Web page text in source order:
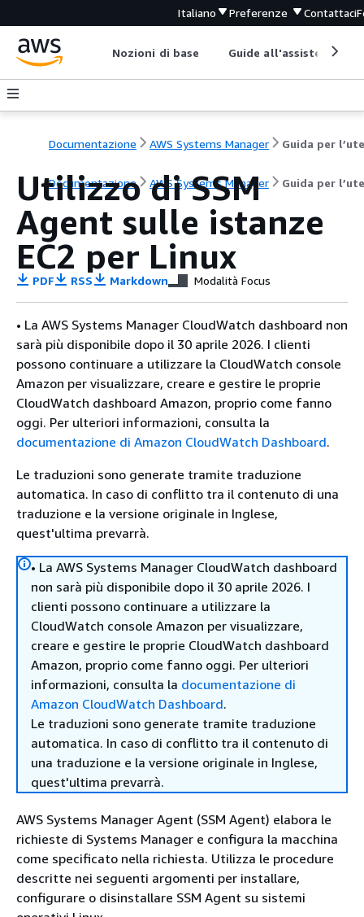
Italiano Preferenze Contattaci
Nozioni di base Guide all'assistenza
Documentazione AWS Systems Manager
Documentazione AWS Systems Manager Guida per
Utilizzo di SSM
Agent sulle istanze
EC2 per Linux
PDF RSS Markdown Modalità Focus
• La AWS Systems Manager CloudWatch dashboard non
sarà più disponibile dopo il 30 aprile 2026. I clienti
possono continuare a utilizzare la CloudWatch console
Amazon per visualizzare, creare e gestire le proprie
CloudWatch dashboard Amazon, proprio come fanno
oggi. Per ulteriori informazioni, consulta la
documentazione di Amazon CloudWatch Dashboard.
Le traduzioni sono generate tramite traduzione
automatica. In caso di conflitto tra il contenuto di una
traduzione e la versione originale in Inglese,
quest'ultima prevarrà.
• La AWS Systems Manager CloudWatch dashboard
non sarà più disponibile dopo il 30 aprile 2026. I
clienti possono continuare a utilizzare la
CloudWatch console Amazon per visualizzare,
creare e gestire le proprie CloudWatch dashboard
Amazon, proprio come fanno oggi. Per ulteriori
informazioni, consulta la documentazione di
Amazon CloudWatch Dashboard.
Le traduzioni sono generate tramite traduzione
automatica. In caso di conflitto tra il contenuto di
una traduzione e la versione originale in Inglese,
quest'ultima prevarrà.
AWS Systems Manager Agent (SSM Agent) elabora le
richieste di Systems Manager e configura la macchina
come specificato nella richiesta. Utilizza le procedure
descritte nei seguenti argomenti per installare,
configurare o disinstallare SSM Agent su sistemi